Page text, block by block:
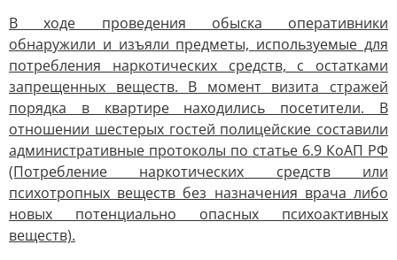
В ходе проведения обыска оперативники
обнаружили и изъяли предметы, используемые для
потребления наркотических средств, с остатками
запрещенных веществ. В момент визита стражей
порядка в квартире находились посетители. В
отношении шестерых гостей полицейские составили
административные протоколы по статье 6.9 КоАП РФ
(Потребление наркотических средств или
психотропных веществ без назначения врача либо
новых потенциально опасных психоактивных
веществ).